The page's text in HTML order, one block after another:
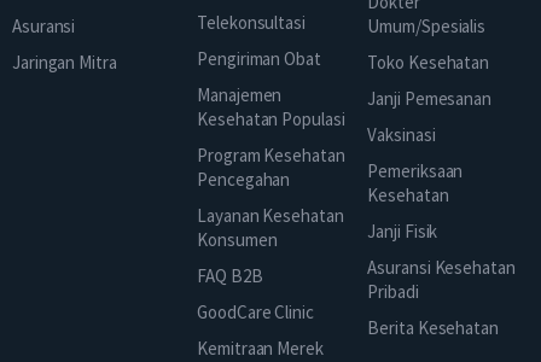
Asuransi
Jaringan Mitra
Telekonsultasi
Pengiriman Obat
Manajemen
Kesehatan Populasi
Program Kesehatan
Pencegahan
Layanan Kesehatan
Konsumen
FAQ B2B
GoodCare Clinic
Kemitraan Merek
Umum/Spesialis
Toko Kesehatan
Janji Pemesanan
Vaksinasi
Pemeriksaan
Kesehatan
Janji Fisik
Asuransi Kesehatan
Pribadi
Berita Kesehatan